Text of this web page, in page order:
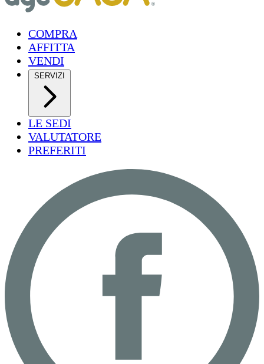
COMPRA
AFFITTA
VENDI
LE SEDI
VALUTATORE
PREFERITI